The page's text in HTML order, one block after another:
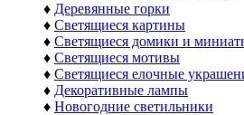
♦ Деревянные горки
♦ Светящиеся картины
♦ Светящиеся домики и
♦ Светящиеся мотивы
♦ Светящиеся елочные
♦ Декоративные лампы
♦ Новогодние светильники